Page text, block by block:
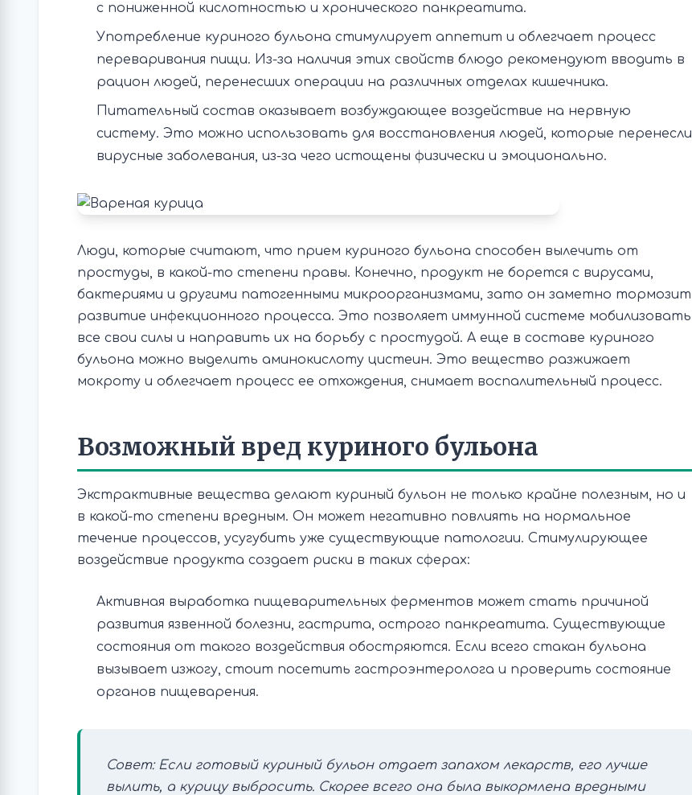
с пониженной кислотностью и хронического панкреатита.
Употребление куриного бульона стимулирует аппетит и облегчает процесс
переваривания пищи. Из-за наличия этих свойств блюдо рекомендуют вводить в
рацион людей, перенесших операции на различных отделах кишечника.
Питательный состав оказывает возбуждающее воздействие на нервную
систему. Это можно использовать для восстановления людей, которые перенесли
вирусные заболевания, из-за чего истощены физически и эмоционально.
Люди, которые считают, что прием куриного бульона способен вылечить от
простуды, в какой-то степени правы. Конечно, продукт не борется с вирусами,
бактериями и другими патогенными микроорганизмами, зато он заметно тормозит
развитие инфекционного процесса. Это позволяет иммунной системе мобилизовать
все свои силы и направить их на борьбу с простудой. А еще в составе куриного
бульона можно выделить аминокислоту цистеин. Это вещество разжижает
мокроту и облегчает процесс ее отхождения, снимает воспалительный процесс.
Возможный вред куриного бульона
Экстрактивные вещества делают куриный бульон не только крайне полезным, но и
в какой-то степени вредным. Он может негативно повлиять на нормальное
течение процессов, усугубить уже существующие патологии. Стимулирующее
воздействие продукта создает риски в таких сферах:
Активная выработка пищеварительных ферментов может стать причиной
развития язвенной болезни, гастрита, острого панкреатита. Существующие
состояния от такого воздействия обостряются. Если всего стакан бульона
вызывает изжогу, стоит посетить гастроэнтеролога и проверить состояние
органов пищеварения.
Совет: Если готовый куриный бульон отдает запахом лекарств, его лучше
вылить, а курицу выбросить. Скорее всего она была выкормлена вредными